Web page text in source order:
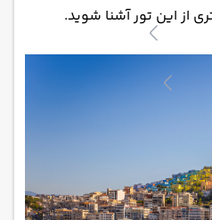
از این تور آشنا شوید.